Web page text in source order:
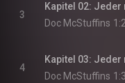
3
Kapitel 02: Jeder
Doc McStuffins
4
Kapitel 03: Jeder
Doc McStuffins